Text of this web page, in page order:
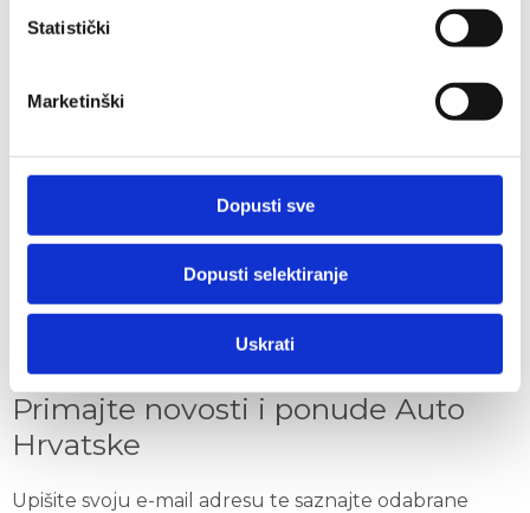
Statistički
Marketinški
Dopusti sve
Dopusti selektiranje
Uskrati
O nama
Dioničko društvo
Izjava o zaštiti osobnih podataka
Politika kolačića
Primajte novosti i ponude Auto
Hrvatske
Upišite svoju e-mail adresu te saznajte odabrane